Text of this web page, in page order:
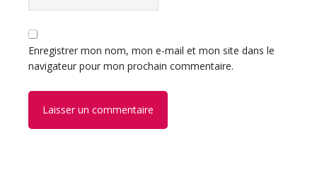
Enregistrer mon nom, mon e-mail et mon site dans le
navigateur pour mon prochain commentaire.